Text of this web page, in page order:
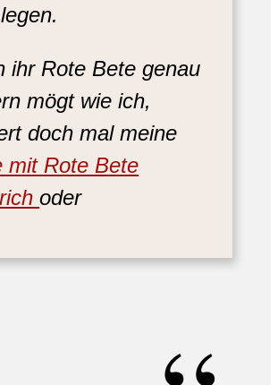
ihr Rote Bete genau
mögt wie ich,
doch mal meine
mit Rote Bete
oder